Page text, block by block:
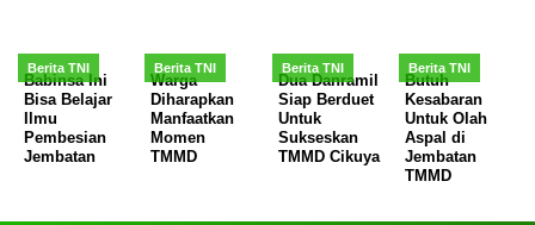
Berita TNI
Babinsa Ini
Bisa Belajar
Ilmu
Pembesian
Jembatan
Berita TNI
Warga
Diharapkan
Manfaatkan
Momen
TMMD
Berita TNI
Dua Danramil
Siap Berduet
Untuk
Sukseskan
TMMD Cikuya
Berita TNI
Butuh
Kesabaran
Untuk Olah
Aspal di
Jembatan
TMMD